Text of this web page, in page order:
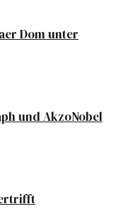
Dom unter
und AkzoNobel